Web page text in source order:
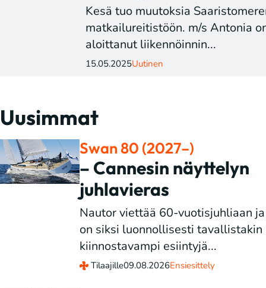
Kesä tuo muutoksia
matkailureitistöön. m/s Antonia
aloittanut liikennöinnin...
15.05.2025Uutinen
Uusimmat
Swan 80 (2027–)
– Cannesin näyttelyn
juhlavieras
Nautor viettää 60-vuotisjuhliaan ja
on siksi luonnollisesti tavallistakin
kiinnostavampi esiintyjä...
Tilaajille09.08.2026Ensiesittely